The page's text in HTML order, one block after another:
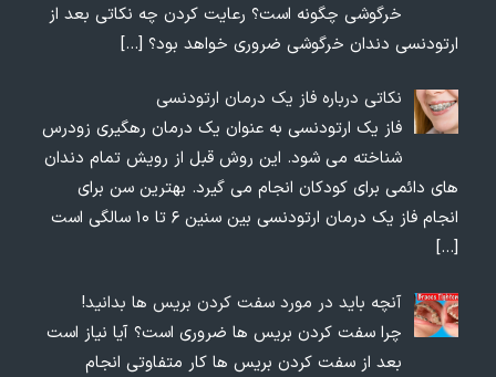
خرگوشی چگونه است؟ رعایت کردن چه نکاتی بعد از
ارتودنسی دندان خرگوشی ضروری خواهد بود؟[…]
نکاتی درباره فاز یک درمان ارتودنسی
فاز یک ارتودنسی به عنوان یک درمان رهگیری زودرس
شناخته می شود. این روش قبل از رویش تمام دندان
های دائمی برای کودکان انجام می گیرد. بهترین سن برای
انجام فاز یک درمان ارتودنسی بین سنین ۶ تا ۱۰ سالگی است
[…]
آنچه باید در مورد سفت کردن بریس ها بدانید!
چرا سفت کردن بریس ها ضروری است؟ آیا نیاز است
بعد از سفت کردن بریس ها کار متفاوتی انجام